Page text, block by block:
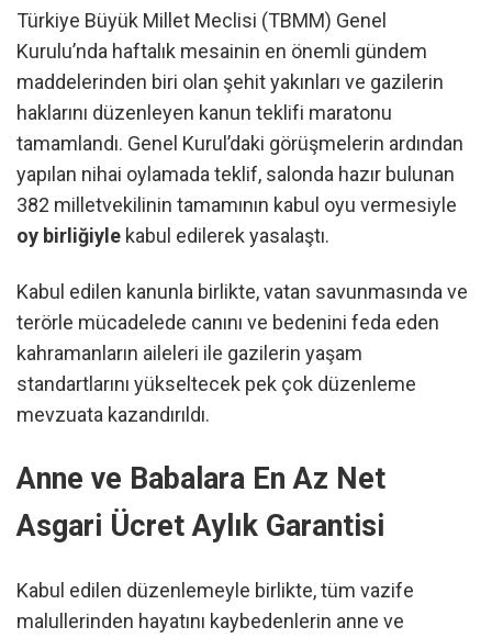
Türkiye Büyük Millet Meclisi (TBMM) Genel
Kurulu’nda haftalık mesainin en önemli gündem
maddelerinden biri olan şehit yakınları ve gazilerin
haklarını düzenleyen kanun teklifi maratonu
tamamlandı. Genel Kurul’daki görüşmelerin ardından
yapılan nihai oylamada teklif, salonda hazır bulunan
oy birliğiyle kabul edilerek yasalaştı.
Kabul edilen kanunla birlikte, vatan savunmasında ve
terörle mücadelede canını ve bedenini feda eden
kahramanların aileleri ile gazilerin yaşam
standartlarını yükseltecek pek çok düzenleme
mevzuata kazandırıldı.
Anne ve Babalara En Az Net
Asgari Ücret Aylık Garantisi
Kabul edilen düzenlemeyle birlikte, tüm vazife
malullerinden hayatını kaybedenlerin anne ve